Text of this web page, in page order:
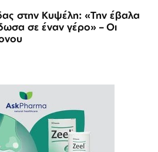
στην Κυψέλη: «Την έβαλα
σε έναν γέρο» – Οι